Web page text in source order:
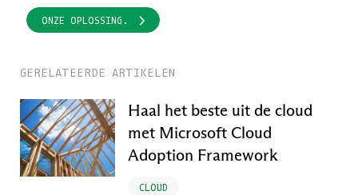
ONZE OPLOSSING.
GERELATEERDE ARTIKELEN
Haal het beste uit de cloud
met Microsoft Cloud
Adoption Framework
CLOUD